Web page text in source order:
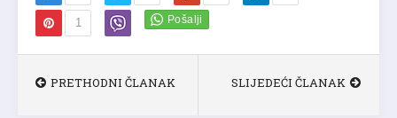
1
PRETHODNI ČLANAK SLIJEDEĆI ČLANAK